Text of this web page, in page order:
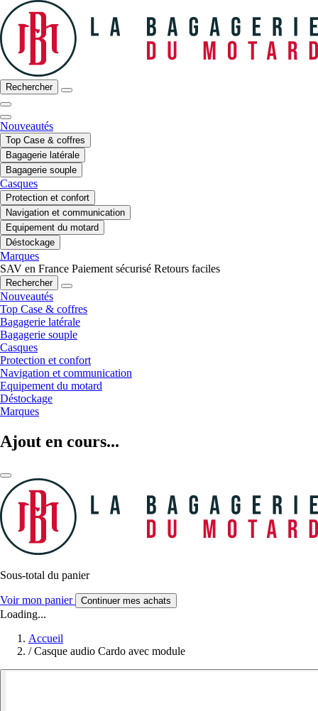
Rechercher
Nouveautés
Top Case & coffres
Bagagerie latérale
Bagagerie souple
Casques
Protection et confort
Navigation et communication
Equipement du motard
Déstockage
Marques
SAV en France Paiement sécurisé Retours faciles
Rechercher
Nouveautés
Top Case & coffres
Bagagerie latérale
Bagagerie souple
Casques
Protection et confort
Navigation et communication
Equipement du motard
Déstockage
Marques
Ajout en cours...
Sous-total du panier
Voir mon panier Continuer mes achats
Loading...
Accueil
/ Casque audio Cardo avec module